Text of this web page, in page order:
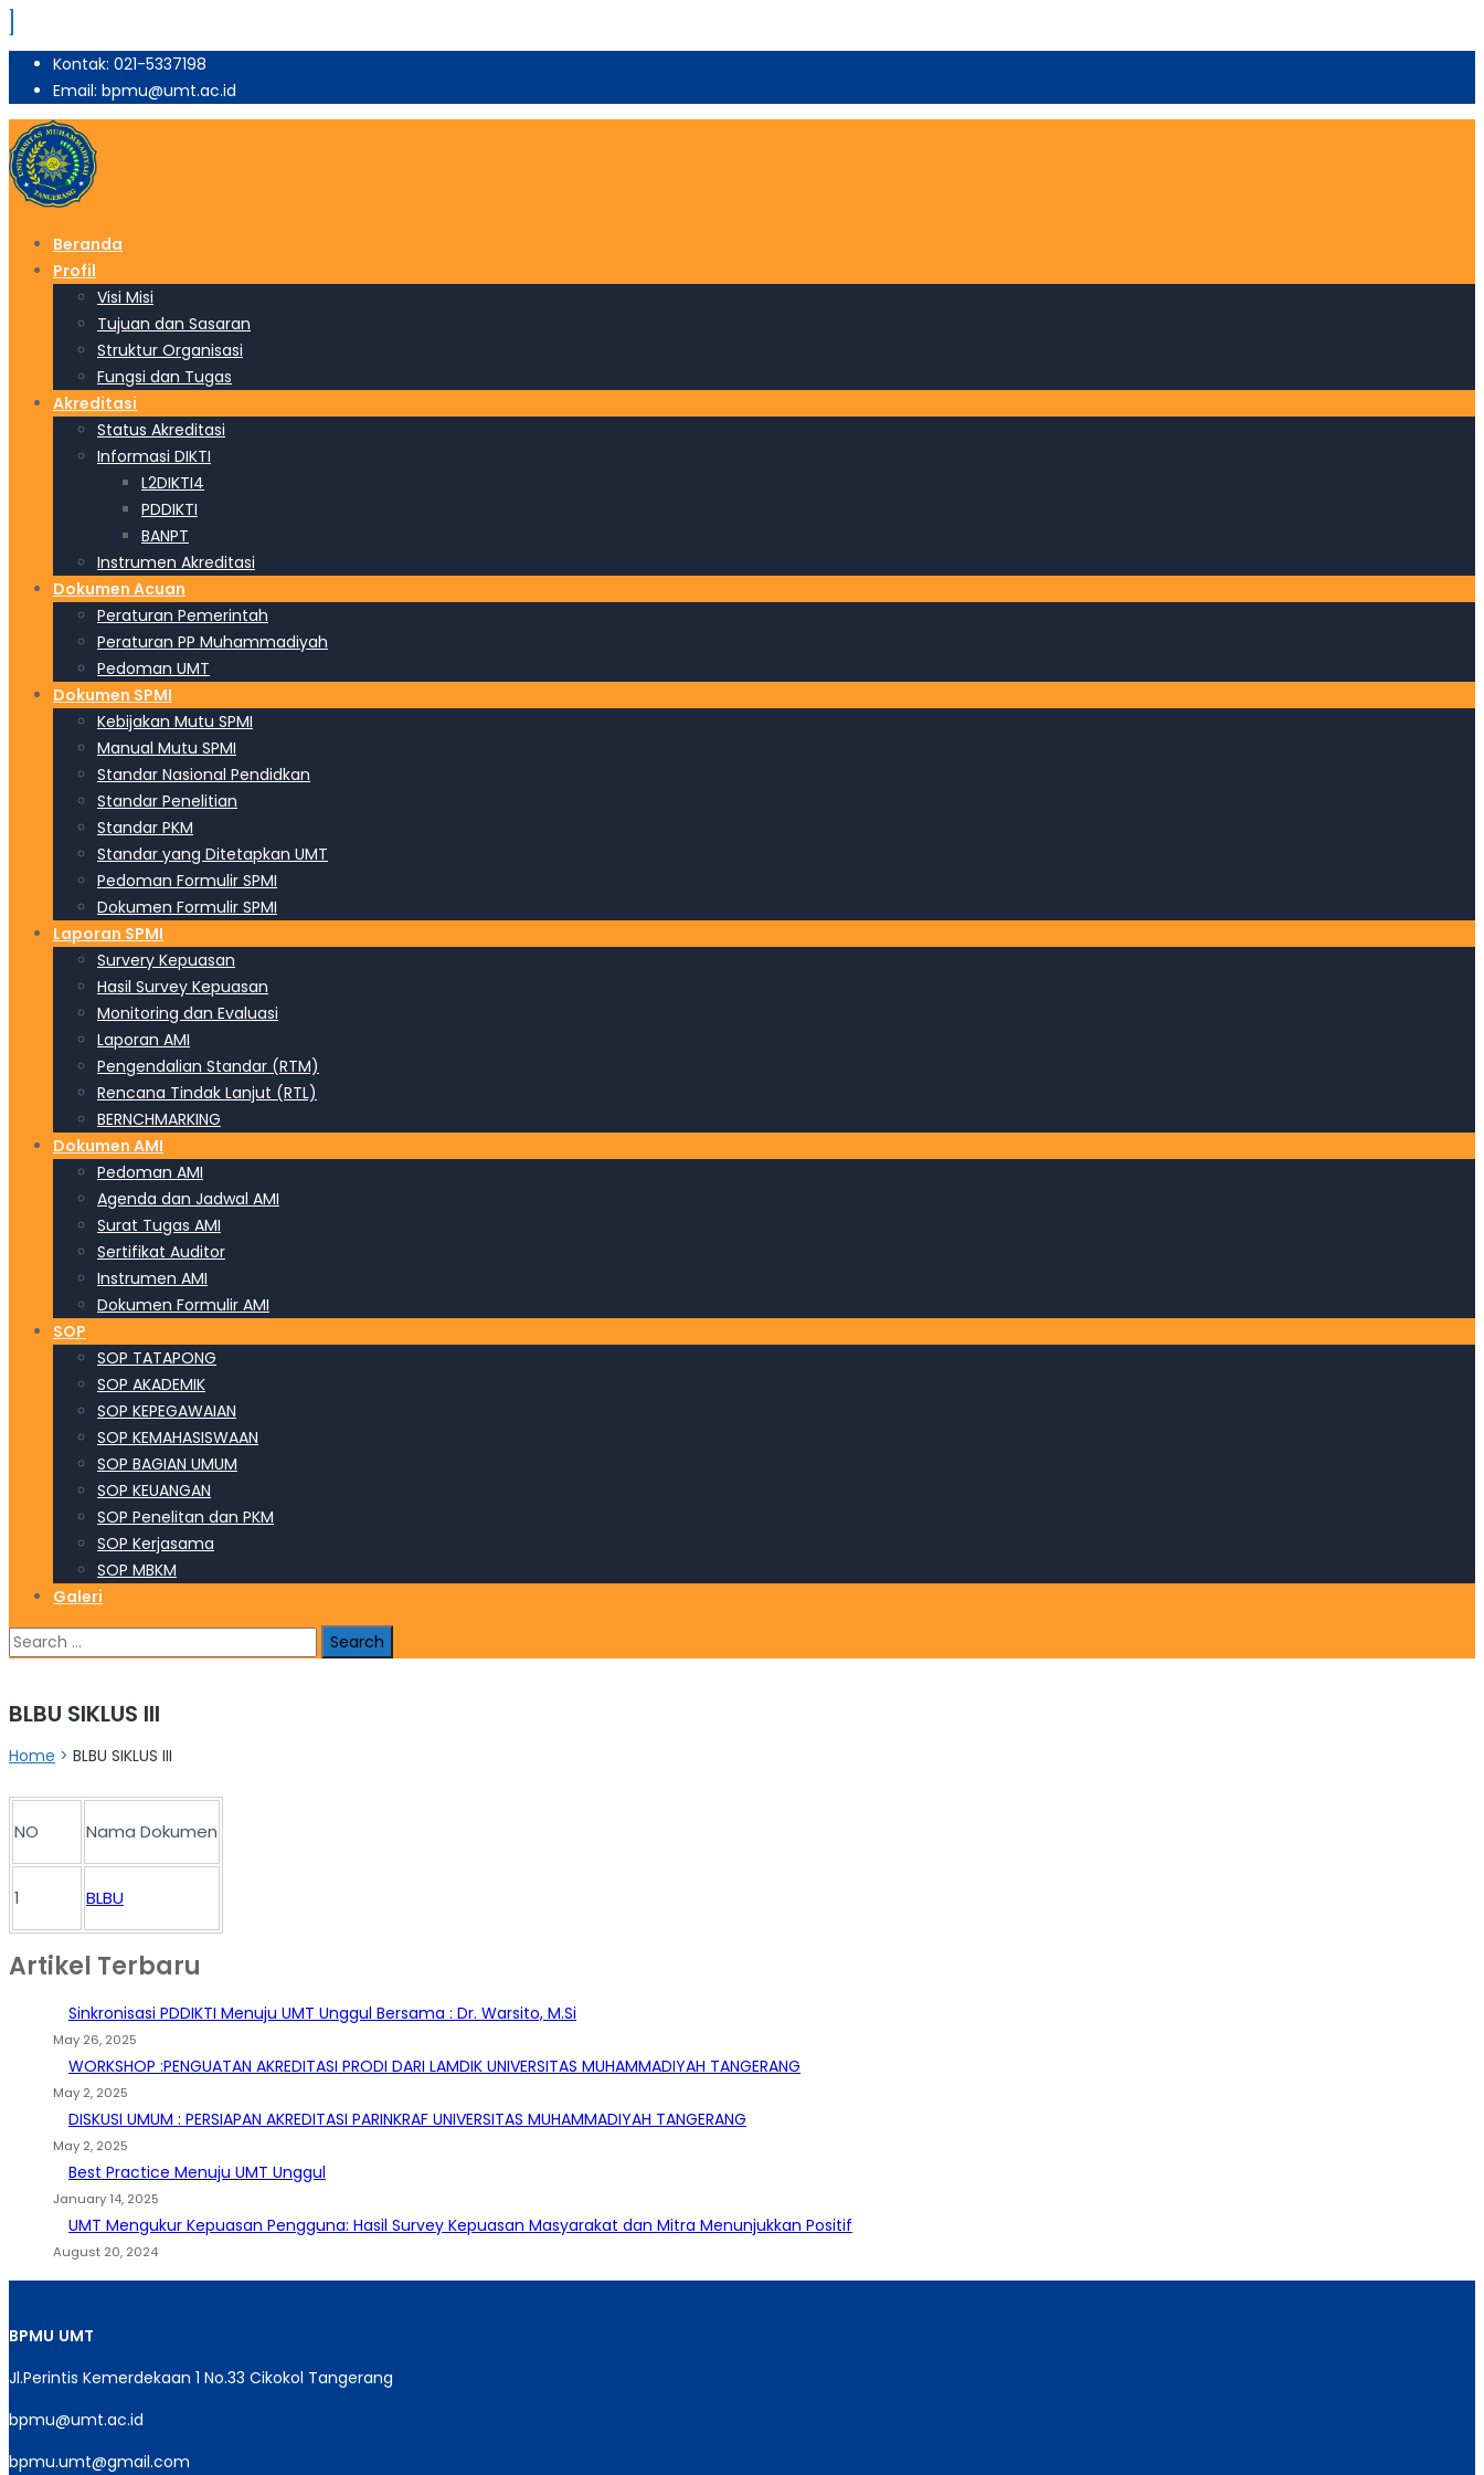
Kontak: 021-5337198
Email: bpmu@umt.ac.id
Beranda
Profil
Visi Misi
Tujuan dan Sasaran
Struktur Organisasi
Fungsi dan Tugas
Akreditasi
Status Akreditasi
Informasi DIKTI
L2DIKTI4
PDDIKTI
BANPT
Instrumen Akreditasi
Dokumen Acuan
Peraturan Pemerintah
Peraturan PP Muhammadiyah
Pedoman UMT
Dokumen SPMI
Kebijakan Mutu SPMI
Manual Mutu SPMI
Standar Nasional Pendidkan
Standar Penelitian
Standar PKM
Standar yang Ditetapkan UMT
Pedoman Formulir SPMI
Dokumen Formulir SPMI
Laporan SPMI
Survery Kepuasan
Hasil Survey Kepuasan
Monitoring dan Evaluasi
Laporan AMI
Pengendalian Standar (RTM)
Rencana Tindak Lanjut (RTL)
BERNCHMARKING
Dokumen AMI
Pedoman AMI
Agenda dan Jadwal AMI
Surat Tugas AMI
Sertifikat Auditor
Instrumen AMI
Dokumen Formulir AMI
SOP
SOP TATAPONG
SOP AKADEMIK
SOP KEPEGAWAIAN
SOP KEMAHASISWAAN
SOP BAGIAN UMUM
SOP KEUANGAN
SOP Penelitan dan PKM
SOP Kerjasama
SOP MBKM
Galeri
Search
for:
BLBU SIKLUS III
Home > BLBU SIKLUS III
NO Nama Dokumen
1 BLBU
Artikel Terbaru
Sinkronisasi PDDIKTI Menuju UMT Unggul Bersama : Dr. Warsito, M.Si
May 26, 2025
WORKSHOP :PENGUATAN AKREDITASI PRODI DARI LAMDIK UNIVERSITAS MUHAMMADIYAH TANGERANG
May 2, 2025
DISKUSI UMUM : PERSIAPAN AKREDITASI PARINKRAF UNIVERSITAS MUHAMMADIYAH TANGERANG
May 2, 2025
Best Practice Menuju UMT Unggul
January 14, 2025
UMT Mengukur Kepuasan Pengguna: Hasil Survey Kepuasan Masyarakat dan Mitra Menunjukkan Positif
August 20, 2024
BPMU UMT
Jl.Perintis Kemerdekaan 1 No.33 Cikokol Tangerang
bpmu@umt.ac.id
bpmu.umt@gmail.com